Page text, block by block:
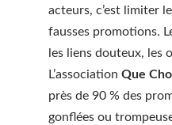
acteurs, c’est limiter
fausses promotions.
les liens douteux, les
L’association Que
près de 90 % des
gonflées ou